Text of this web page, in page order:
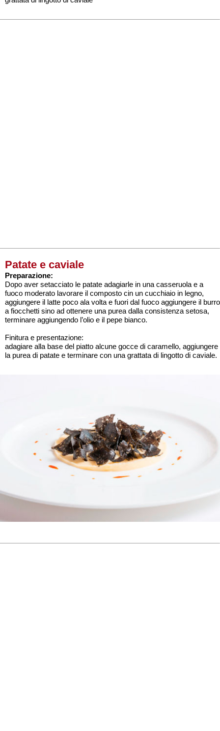
Patate e caviale
Preparazione:
Dopo aver setacciato le patate adagiarle in una casseruola e a
fuoco moderato lavorare il composto cin un cucchiaio in legno,
aggiungere il latte poco ala volta e fuori dal fuoco aggiungere il burro
a fiocchetti sino ad ottenere una purea dalla consistenza setosa,
terminare aggiungendo l’olio e il pepe bianco.
Finitura e presentazione:
adagiare alla base del piatto alcune gocce di caramello, aggiungere
la purea di patate e terminare con una grattata di lingotto di caviale.